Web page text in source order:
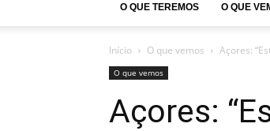
O QUE TEREMOS O QUE
Início O que vemos Açores:
O que vemos
Açores: